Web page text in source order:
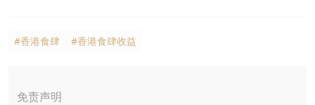
#香港食肆 #香港食肆收益
免责声明